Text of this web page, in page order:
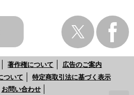
著作権について
広告のご案内
ついて
特定商取引法に基づく表示
お問い合わせ